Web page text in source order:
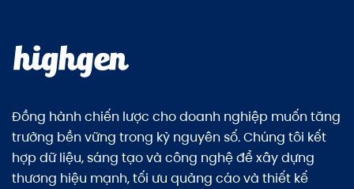
Đồng hành chiến lược cho doanh nghiệp muốn tăng
trưởng bền vững trong kỷ nguyên số. Chúng tôi kết
hợp dữ liệu, sáng tạo và công nghệ để xây dựng
thương hiệu mạnh, tối ưu quảng cáo và thiết kế